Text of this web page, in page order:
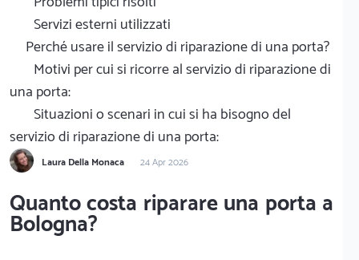
Servizi esterni utilizzati
Perché usare il servizio di riparazione di una porta?
Motivi per cui si ricorre al servizio di riparazione di
una porta:
Situazioni o scenari in cui si ha bisogno del
servizio di riparazione di una porta:
Laura Della Monaca 24 Apr 2026
Quanto costa riparare una porta a
Bologna?